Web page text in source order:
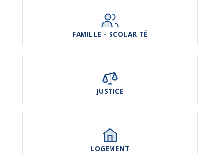
FAMILLE - SCOLARITÉ
JUSTICE
LOGEMENT